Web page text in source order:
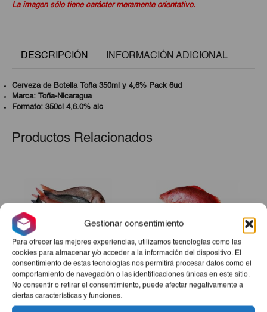
Gestionar consentimiento
Para ofrecer las mejores experiencias, utilizamos tecnologías como las
cookies para almacenar y/o acceder a la información del dispositivo. El
consentimiento de estas tecnologías nos permitirá procesar datos como el
comportamiento de navegación o las identificaciones únicas en este sitio.
No consentir o retirar el consentimiento, puede afectar negativamente a
ciertas características y funciones.
La imagen sólo tiene carácter meramente orientativo.
DESCRIPCIÓN INFORMACIÓN ADICIONAL
Cerveza de Botella Toña 350ml y 4,6% Pack 6ud
Marca: Toña-Nicaragua
Formato: 350cl 4,6.0% alc
Productos Relacionados
Pescado De Mar (Jurel,
Pargo, Merluza, Perro O
Pescado De Mar Pargo 5lb